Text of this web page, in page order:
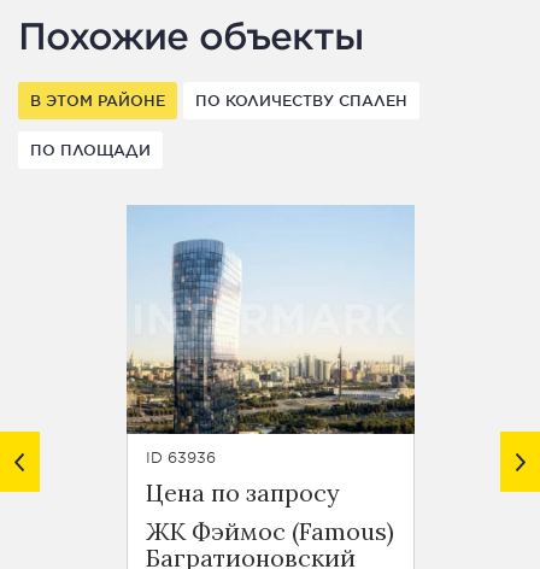
Похожие объекты
В ЭТОМ РАЙОНЕ ПО КОЛИЧЕСТВУ СПАЛЕН
ПО ПЛОЩАДИ
ID 63936
Цена по запросу
ЖК Фэймос (Famous)
Багратионовский
ID 61439